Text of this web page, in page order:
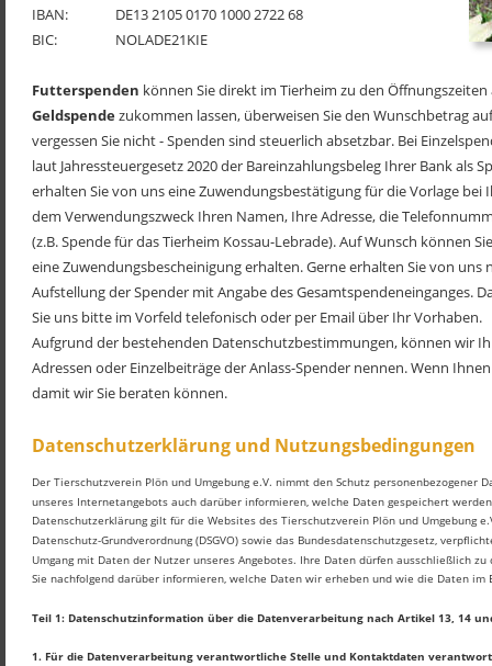
IBAN:
DE13 2105 0170 1000 2722 68
BIC:
NOLADE21KIE
Futterspenden können Sie direkt im Tierheim zu den
Geldspende zukommen lassen, überweisen Sie den Wunschbetrag
vergessen Sie nicht - Spenden sind steuerlich absetzbar. Bei
laut Jahressteuergesetz 2020 der Bareinzahlungsbeleg Ihrer Bank als
erhalten Sie von uns eine Zuwendungsbestätigung für die Vorlage
dem Verwendungszweck Ihren Namen, Ihre Adresse, die
(z.B. Spende für das Tierheim Kossau-Lebrade). Auf Wunsch können
eine Zuwendungsbescheinigung erhalten. Gerne erhalten Sie von uns
Aufstellung der Spender mit Angabe des Gesamtspendeneinganges.
Sie uns bitte im Vorfeld telefonisch oder per Email über Ihr Vorhaben.
Aufgrund der bestehenden Datenschutzbestimmungen, können wir
Adressen oder Einzelbeiträge der Anlass-Spender nennen. Wenn
damit wir Sie beraten können.
Datenschutzerklärung und Nutzungsbedingungen
Der Tierschutzverein Plön und Umgebung e.V. nimmt den Schutz
unseres Internetangebots auch darüber informieren, welche Daten gespeichert
Datenschutzerklärung gilt für die Websites des Tierschutzverein Plön und Umgebung
Datenschutz-Grundverordnung (DSGVO) sowie das Bundesdatenschutzgesetz,
Umgang mit Daten der Nutzer unseres Angebotes. Ihre Daten dürfen ausschließlich
Sie nachfolgend darüber informieren, welche Daten wir erheben und wie die Daten
Teil 1: Datenschutzinformation über die Datenverarbeitung nach Artikel 13, 14
1. Für die Datenverarbeitung verantwortliche Stelle und Kontaktdaten